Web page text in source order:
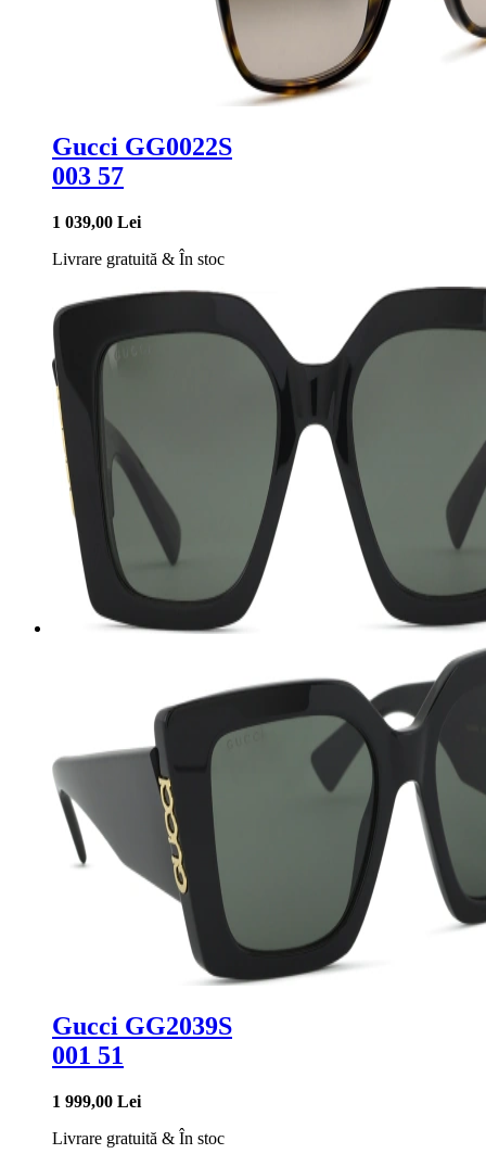
Gucci GG0022S
003 57
1 039,00 Lei
Livrare gratuită & În stoc
Gucci GG2039S
001 51
1 999,00 Lei
Livrare gratuită & În stoc